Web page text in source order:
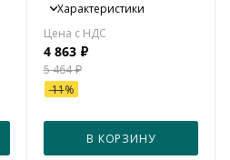
Характеристики
4 863₽
5 464₽
-11%
В КОРЗИНУ